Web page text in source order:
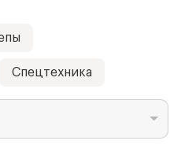
Спецтехника